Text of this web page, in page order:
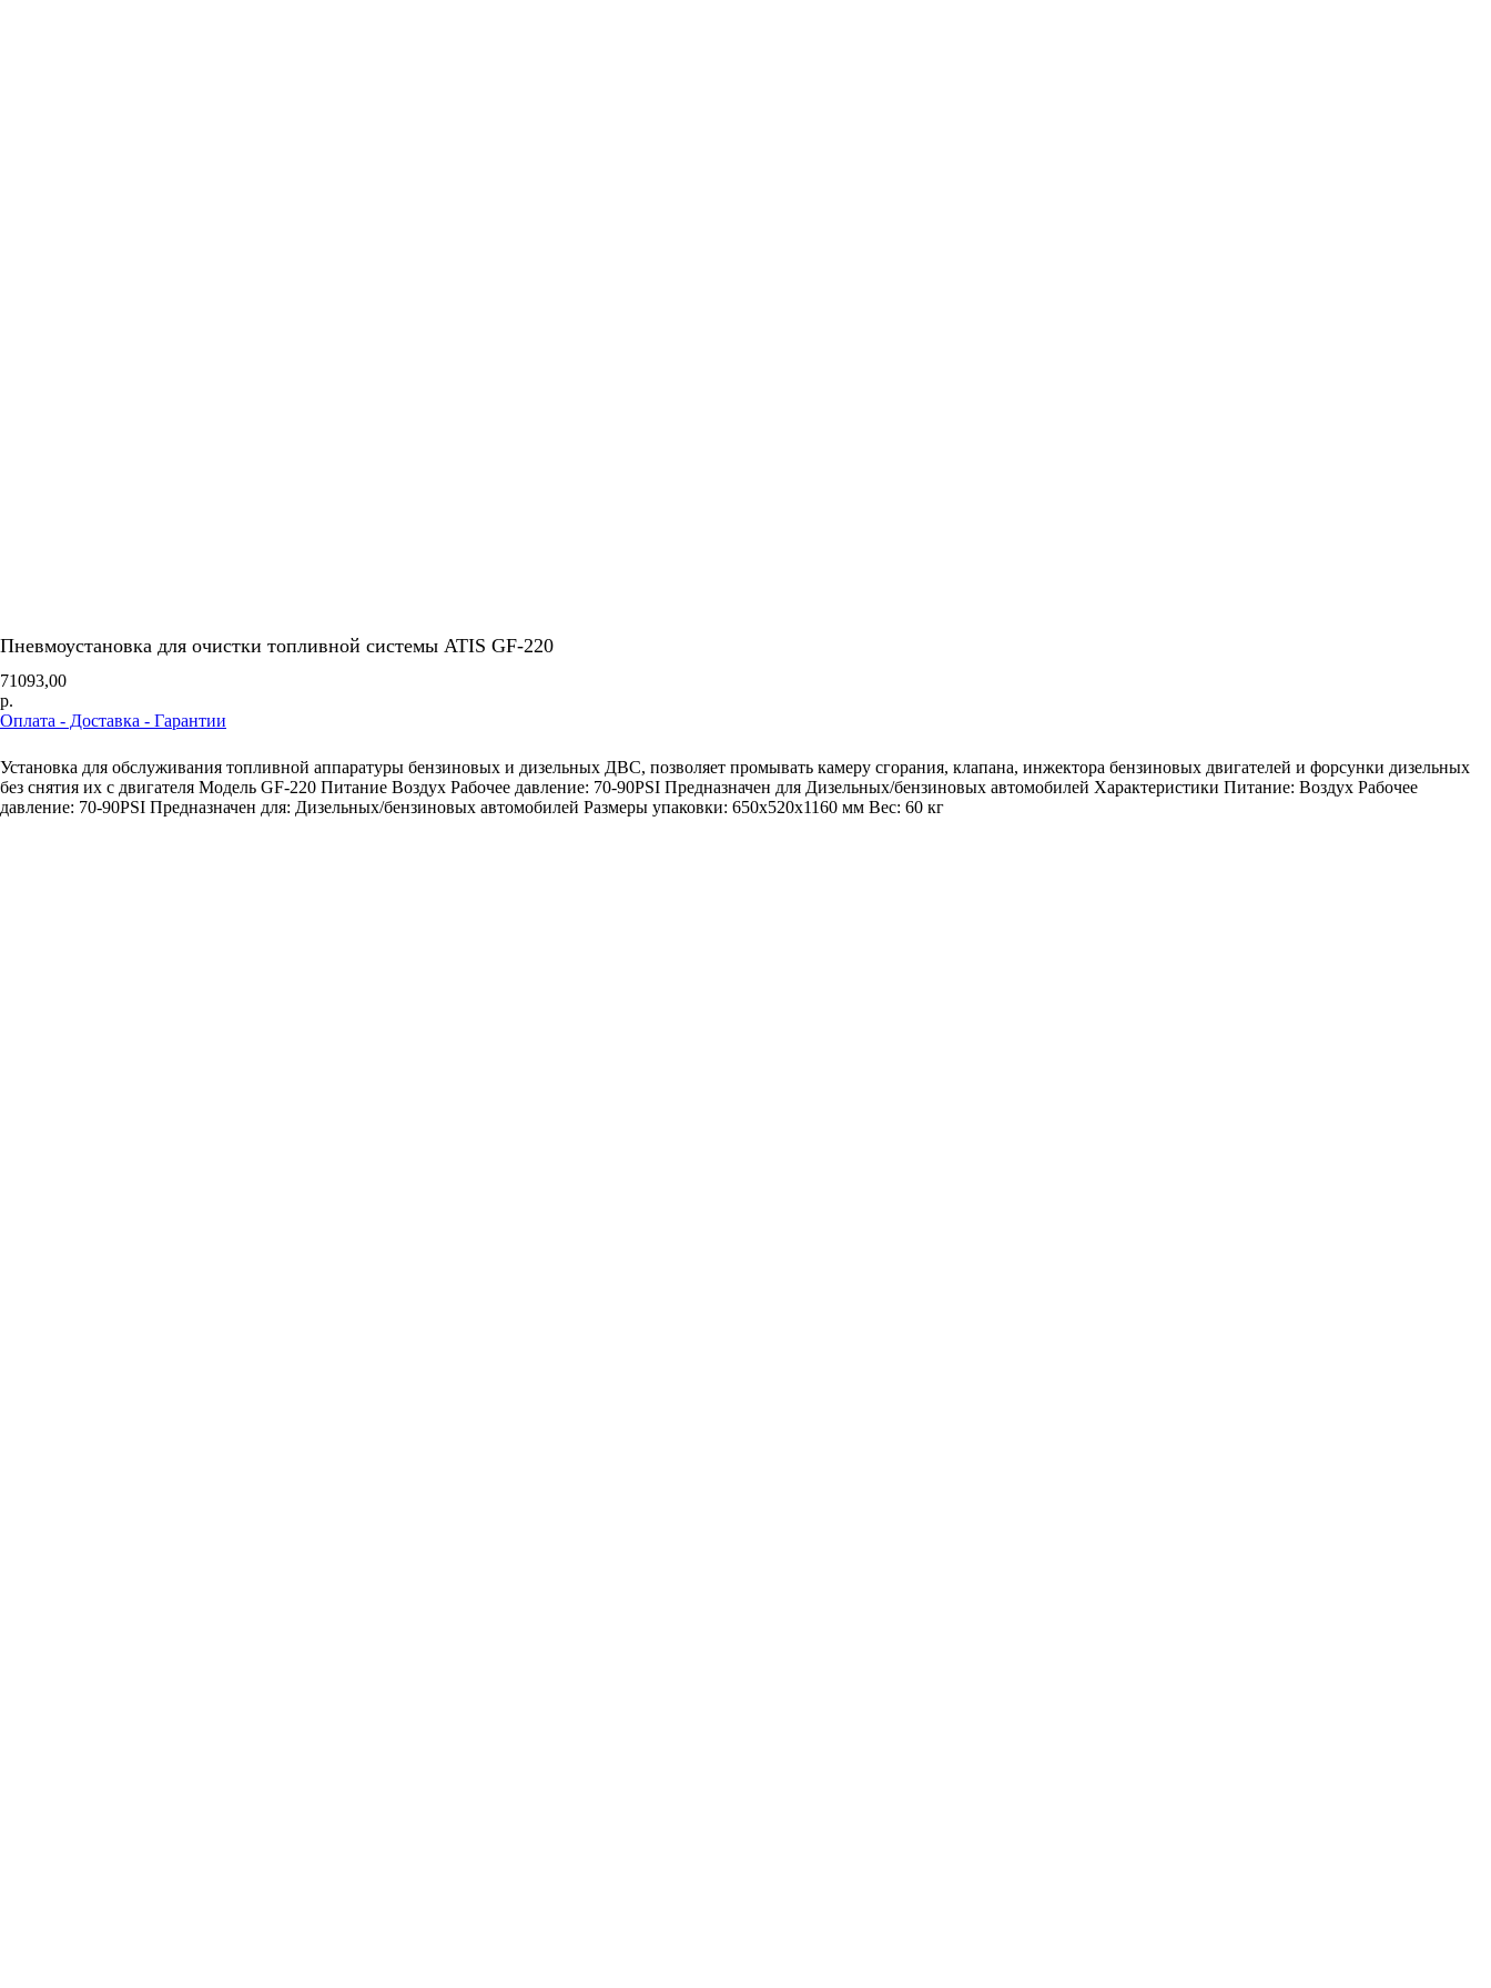
Пневмоустановка для очистки топливной системы ATIS GF-220
71093,00
р.
Оплата - Доставка - Гарантии
Установка для обслуживания топливной аппаратуры бензиновых и дизельных ДВС, позволяет промывать камеру сгорания, клапана, инжектора бензиновых двигателей и форсунки дизельных
без снятия их с двигателя Модель GF-220 Питание Воздух Рабочее давление: 70-90PSI Предназначен для Дизельных/бензиновых автомобилей Характеристики Питание: Воздух Рабочее
давление: 70-90PSI Предназначен для: Дизельных/бензиновых автомобилей Размеры упаковки: 650х520х1160 мм Вес: 60 кг